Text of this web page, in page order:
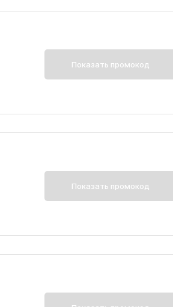
Показать промокод
Показать промокод